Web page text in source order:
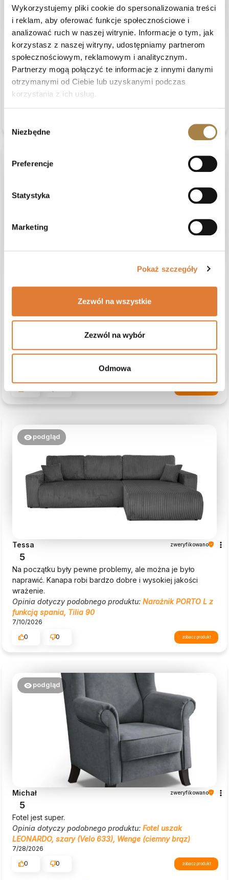
Wykorzystujemy pliki cookie do spersonalizowania treści
i reklam, aby oferować funkcje społecznościowe i
analizować ruch w naszej witrynie. Informacje o tym, jak
korzystasz z naszej witryny, udostępniamy partnerom
społecznościowym, reklamowym i analitycznym.
Partnerzy mogą połączyć te informacje z innymi danymi
otrzymanymi od Ciebie lub uzyskanymi podczas
korzystania z ich usług.
zgody
Niezbędne
Preferencje
Statystyka
Marketing
Pokaż szczegóły
Zezwól na wszystkie
Zezwól na wybór
Odmowa
Manfred zweryfikowano
5
Dobra cena i terminowa dostawa. Świetnie
Opinia dotyczy podobnego produktu:Okrągły rozkładany
stół z metalowymi nogami LUMI, Dąb artisan + Czarny
podgląd
zweryfikowano
5
Łatwość składania i rozkładania jest satysfakcjonująca.
Komfortu snu nie da się przecenić. Nowoczesne linie łóżka
są jednocześnie proste i stylowe.
Opinia dotyczy podobnego produktu:
pojemnikiem na pościel, 160x200 cm, jasny brązowy
podgląd
Tessa zweryfikowano
5
Na początku były pewne problemy, ale można je było
naprawić. Kanapa robi bardzo dobre i wysokiej jakości
wrażenie.
Opinia dotyczy podobnego produktu: Narożnik PORTO L z
funkcją spania, Tilia 90
7/10/2026
0
0 zobacz produkt
podgląd
Michał zweryfikowano
5
Fotel jest super.
Opinia dotyczy podobnego produktu: Fotel uszak
LEONARDO, szary (Velo 633), Wenge (ciemny brąz)
7/28/2026
0
0 zobacz produkt